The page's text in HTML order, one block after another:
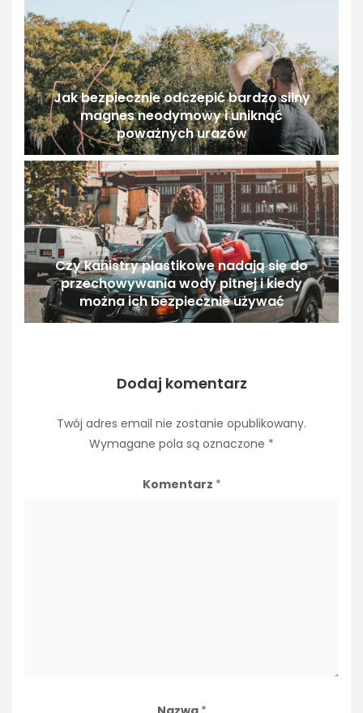
Jak bezpiecznie odczepić bardzo silny
magnes neodymowy i uniknąć
poważnych urazów
Czy kanistry plastikowe nadają się do
przechowywania wody pitnej i kiedy
można ich bezpiecznie używać
Dodaj komentarz
Twój adres email nie zostanie opublikowany.
Wymagane pola są oznaczone *
Komentarz *